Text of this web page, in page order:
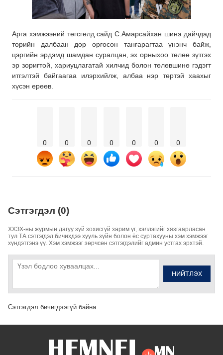
Арга хэмжээний төгсгөлд сайд С.Амарсайхан шинэ дайчдад
төрийн далбаан дор өргөсөн тангарагтаа үнэнч байж,
цэргийн эрдэмд шамдан суралцан, эх орныхоо төлөө зүтгэх
эр зоригтой, хариуцлагатай хилчид болон төлөвшинө гэдэгт
итгэлтэй байгаагаа илэрхийлж, албаа нэр төртэй хаахыг
хүсэн ерөөв.
0 0 0 0 0 0 0
Сэтгэгдэл (0)
ХХЗХ-ны журмын дагуу зүй зохисгүй зарим үг, хэллэгийг хязгаарласан
тул ТА сэтгэгдэл бичихдээ хууль зүйн болон ёс суртахууны хэм хэмжээг
хүндэтгэнэ үү. Хэм хэмжээг зөрчсөн сэтгэгдэлийг админ устгах эрхтэй.
НИЙТЛЭХ
Сэтгэгдэл бичигдээгүй байна